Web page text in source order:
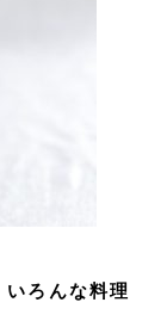
ろんな料理